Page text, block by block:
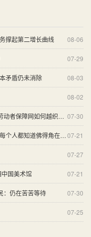
08-06
撑起第二增长曲线
07-29
08-03
矛盾仍未消除
08-02
07-30
保障网如何越织越密
07-21
人都知道佛得角在哪了
07-27
07-21
中国美术馆
07-30
：仍在苦苦等待
07-25